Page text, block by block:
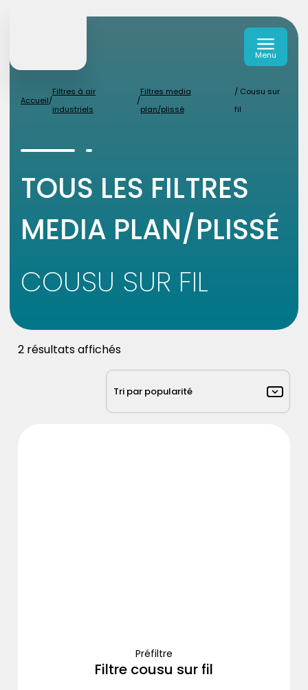
Menu
Accueil/
Filtres à air
industriels
/
Filtres media
plan/plissé
/ Cousu sur
fil
TOUS LES FILTRES
MEDIA PLAN/PLISSÉ
COUSU SUR FIL
2 résultats affichés
Préfiltre
Filtre cousu sur fil